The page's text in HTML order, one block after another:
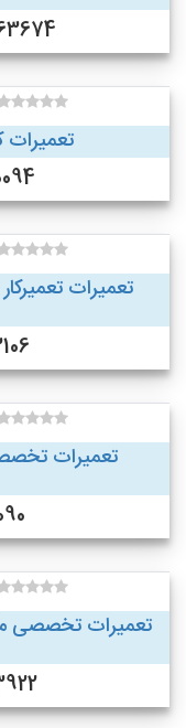
تعمیرات
تعمیرات
تعمیرات
تعمیرات تخصصی